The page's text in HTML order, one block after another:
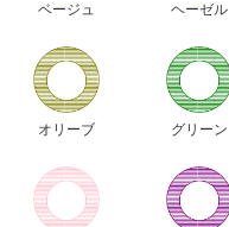
ベージュ ヘーゼル
オリーブ グリーン